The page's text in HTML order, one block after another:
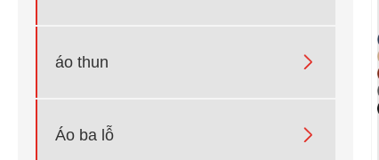
áo thun 
Áo ba lỗ 